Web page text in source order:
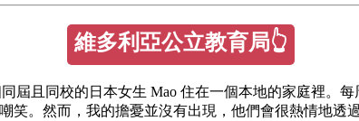
維多利亞公立教育局👆
屆且同校的日本女生 Mao 住在一個本地的家庭裡。
笑。然而，我的擔憂並沒有出現，他們會很熱情地